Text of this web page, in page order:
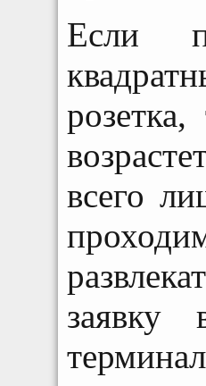
Если
всего
заявку